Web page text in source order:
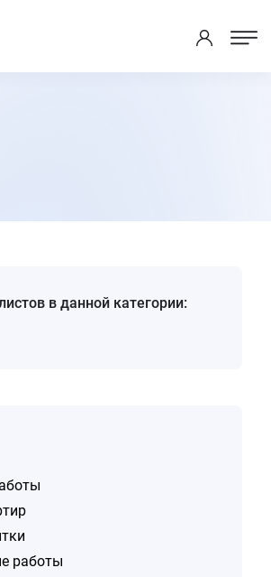
в данной категории:
работы